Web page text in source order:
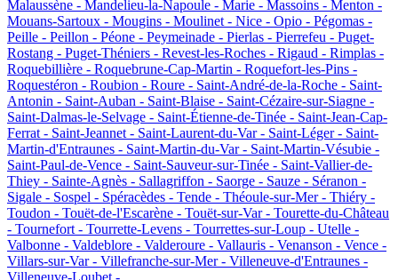
Malaussène - Mandelieu-la-Napoule - Marie - Massoins - Menton -
Mouans-Sartoux - Mougins - Moulinet - Nice - Opio - Pégomas -
Peille - Peillon - Péone - Peymeinade - Pierlas - Pierrefeu - Puget-
Rostang - Puget-Théniers - Revest-les-Roches - Rigaud - Rimplas -
Roquebillière - Roquebrune-Cap-Martin - Roquefort-les-Pins -
Roquestéron - Roubion - Roure - Saint-André-de-la-Roche - Saint-
Antonin - Saint-Auban - Saint-Blaise - Saint-Cézaire-sur-Siagne -
Saint-Dalmas-le-Selvage - Saint-Étienne-de-Tinée - Saint-Jean-Cap-
Ferrat - Saint-Jeannet - Saint-Laurent-du-Var - Saint-Léger - Saint-
Martin-d'Entraunes - Saint-Martin-du-Var - Saint-Martin-Vésubie -
Saint-Paul-de-Vence - Saint-Sauveur-sur-Tinée - Saint-Vallier-de-
Thiey - Sainte-Agnès - Sallagriffon - Saorge - Sauze - Séranon -
Sigale - Sospel - Spéracèdes - Tende - Théoule-sur-Mer - Thiéry -
Toudon - Touët-de-l'Escarène - Touët-sur-Var - Tourette-du-Château
- Tournefort - Tourrette-Levens - Tourrettes-sur-Loup - Utelle -
Valbonne - Valdeblore - Valderoure - Vallauris - Venanson - Vence -
Villars-sur-Var - Villefranche-sur-Mer - Villeneuve-d'Entraunes -
Villeneuve-Loubet -